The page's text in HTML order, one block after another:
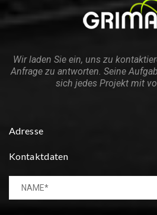
Wir laden Sie ein, uns zu
Anfrage zu antworten. Seine
sich jedes Projekt mit
Adresse
Kontaktdaten